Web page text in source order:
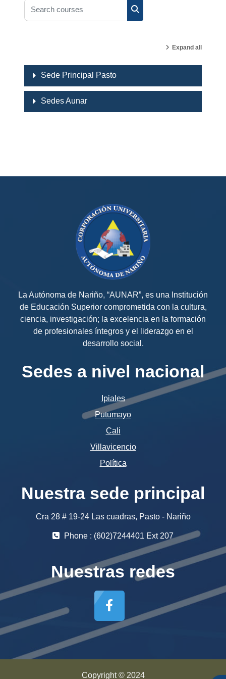
Search courses
Search courses
Expand all
Sede Principal Pasto
Sedes Aunar
La Autónoma de Nariño, “AUNAR”, es una Institución
de Educación Superior comprometida con la cultura,
ciencia, investigación; la excelencia en la formación
de profesionales íntegros y el liderazgo en el
desarrollo social.
Sedes a nivel nacional
Ipiales
Putumayo
Cali
Villavicencio
Política
Nuestra sede principal
Cra 28 # 19-24 Las cuadras, Pasto - Nariño
Phone : (602)7244401 Ext 207
Nuestras redes
Copyright © 2024